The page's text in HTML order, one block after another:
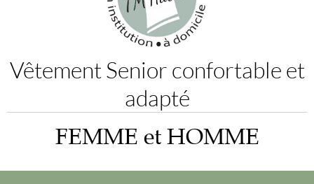
Vêtement Senior confortable et
adapté
FEMME et HOMME